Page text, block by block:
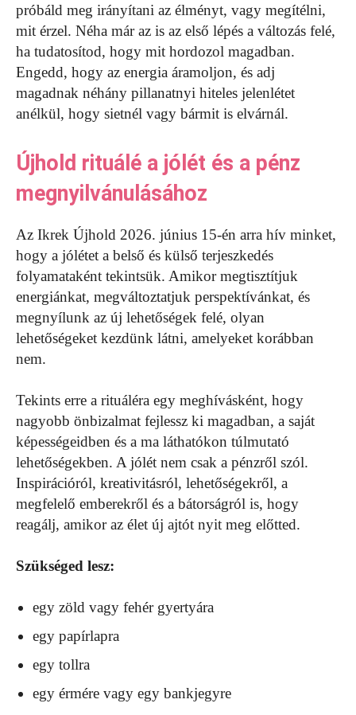
próbáld meg irányítani az élményt, vagy megítélni,
mit érzel. Néha már az is az első lépés a változás felé,
ha tudatosítod, hogy mit hordozol magadban.
Engedd, hogy az energia áramoljon, és adj
magadnak néhány pillanatnyi hiteles jelenlétet
anélkül, hogy sietnél vagy bármit is elvárnál.
Újhold rituálé a jólét és a pénz
megnyilvánulásához
Az Ikrek Újhold 2026. június 15-én arra hív minket,
hogy a jólétet a belső és külső terjeszkedés
folyamataként tekintsük. Amikor megtisztítjuk
energiánkat, megváltoztatjuk perspektívánkat, és
megnyílunk az új lehetőségek felé, olyan
lehetőségeket kezdünk látni, amelyeket korábban
nem.
Tekints erre a rituáléra egy meghívásként, hogy
nagyobb önbizalmat fejlessz ki magadban, a saját
képességeidben és a ma láthatókon túlmutató
lehetőségekben. A jólét nem csak a pénzről szól.
Inspirációról, kreativitásról, lehetőségekről, a
megfelelő emberekről és a bátorságról is, hogy
reagálj, amikor az élet új ajtót nyit meg előtted.
Szükséged lesz:
egy zöld vagy fehér gyertyára
egy papírlapra
egy tollra
egy érmére vagy egy bankjegyre